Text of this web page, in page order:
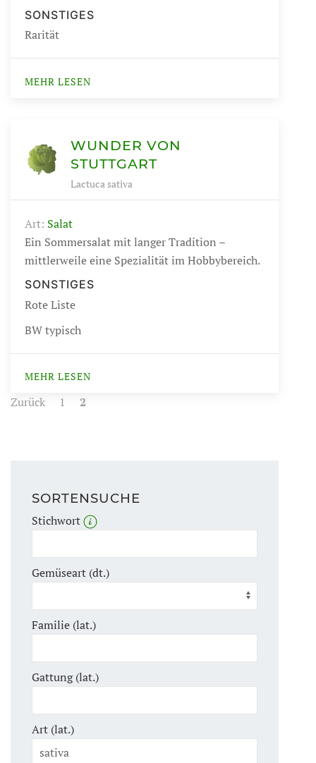
SONSTIGES
Rarität
MEHR LESEN
WUNDER VON
STUTTGART
Lactuca sativa
Art: Salat
Ein Sommersalat mit langer Tradition –
mittlerweile eine Spezialität im Hobbybereich.
SONSTIGES
Rote Liste
BW typisch
MEHR LESEN
Zurück 1 2
SORTENSUCHE
Stichwort
Gemüseart (dt.)
Familie (lat.)
Gattung (lat.)
Art (lat.)